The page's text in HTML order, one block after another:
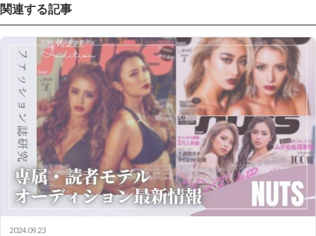
関連する記事
2024.09.23